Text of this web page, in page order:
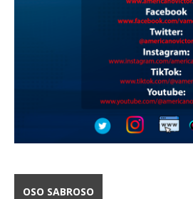
OSO SABROSO